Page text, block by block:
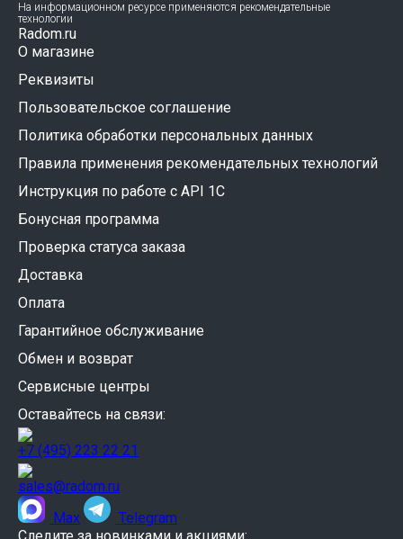
На информационном ресурсе применяются рекомендательные
технологии
Radom.ru
О магазине
Реквизиты
Пользовательское соглашение
Политика обработки персональных данных
Правила применения рекомендательных технологий
Инструкция по работе с API 1C
Бонусная программа
Проверка статуса заказа
Доставка
Оплата
Гарантийное обслуживание
Обмен и возврат
Сервисные центры
Оставайтесь на связи:
+7 (495) 223 22 21
sales@radom.ru
Max
Telegram